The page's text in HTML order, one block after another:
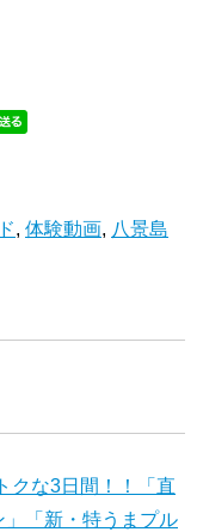
, 体験動画, 八景島
クな3日間！！「直
「新・特うまプル